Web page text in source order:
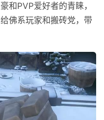
和PVP爱好者的青睐，
佛系玩家和搬砖党，带